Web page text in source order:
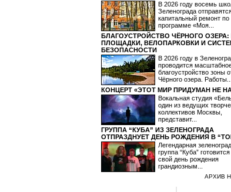
В 2026 году восемь
Зеленограда
капитальный ремонт по
программе «Моя...
БЛАГОУСТРОЙСТВО ЧЁРНОГО
ПЛОЩАДКИ, ВЕЛОПАРКОВКИ И
БЕЗОПАСНОСТИ
В 2026 году в
проводится
благоустройство зоны
Чёрного озера. Работы...
КОНЦЕРТ «ЭТОТ МИР ПРИДУМАН НЕ
Вокальная студия
один из ведущих
коллективов Москвы,
представит...
ГРУППА “КУБА” ИЗ ЗЕЛЕНОГРАДА
ОТПРАЗДНУЕТ ДЕНЬ РОЖДЕНИЯ В
Легендарная
группа “Куба”
свой день рождения
грандиозным...
АРХИВ